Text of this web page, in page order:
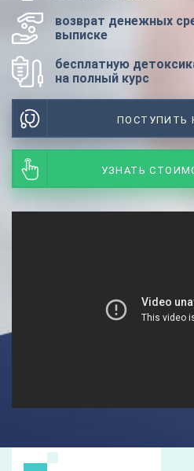
возврат денежных
выписке
бесплатную
на полный курс
ПОСТУПИТЬ
УЗНАТЬ